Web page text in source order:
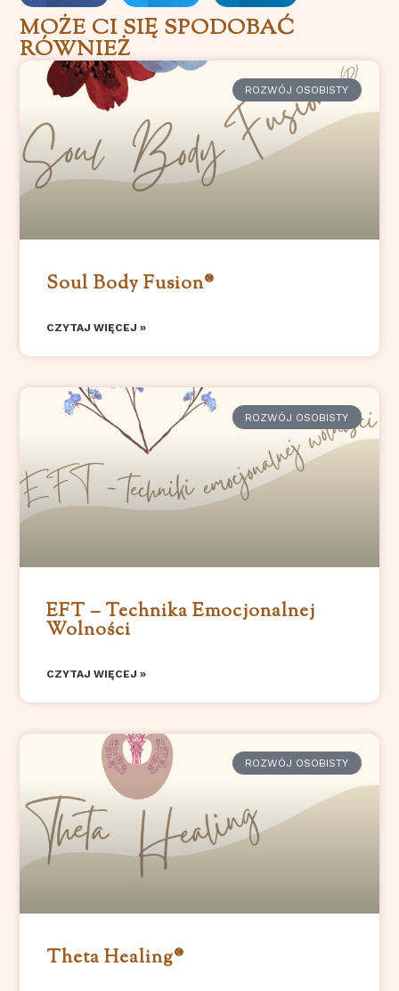
MOŻE CI SIĘ SPODOBAĆ
RÓWNIEŻ
ROZWÓJ OSOBISTY
Soul Body Fusion®️
CZYTAJ WIĘCEJ »
ROZWÓJ OSOBISTY
EFT – Technika Emocjonalnej
Wolności
CZYTAJ WIĘCEJ »
ROZWÓJ OSOBISTY
Theta Healing®